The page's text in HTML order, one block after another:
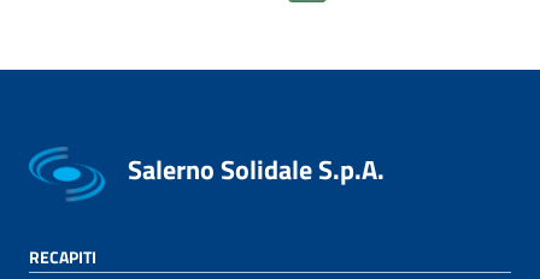
Salerno Solidale S.p.A.
RECAPITI